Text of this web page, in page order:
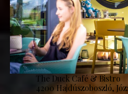
The Duck Café & Bistro
4200 Hajdúszoboszló,